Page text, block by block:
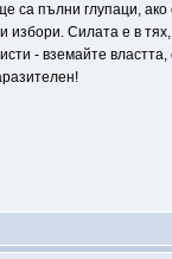
са пълни глупаци,
избори. Силата е в
- вземайте